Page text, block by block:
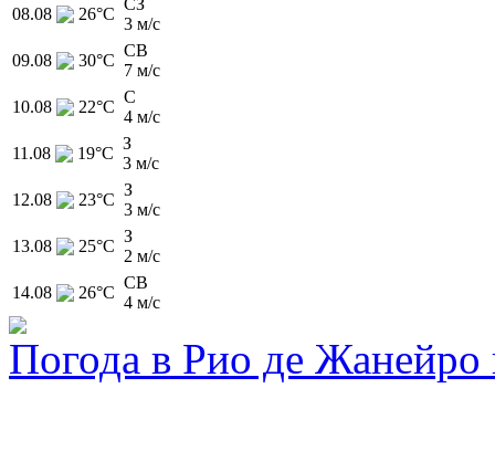
08.08 26°C
3 м/с
09.08
30°C
СВ
7 м/с
10.08
22°C
С
4 м/с
11.08
19°C
З
3 м/с
12.08
23°C
З
3 м/с
13.08
25°C
З
2 м/с
14.08
26°C
СВ
4 м/с
Погода в Рио де Жанейро